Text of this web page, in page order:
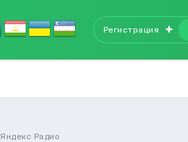
Регистрация
Яндекс Радио